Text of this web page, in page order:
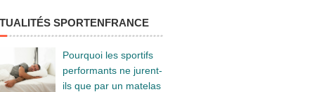
SPORTENFRANCE
Pourquoi les sportifs
performants ne jurent-
ils que par un matelas